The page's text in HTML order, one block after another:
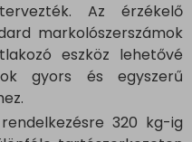
Az érzékelő
markolószerszámok
eszköz lehetővé
gyors és egyszerű
320 kg-ig